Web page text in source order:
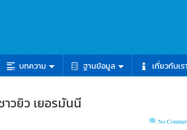
บทความ ฐานข้อมูล เกี่ยวกับเร
วยิว เยอรมันนี
No